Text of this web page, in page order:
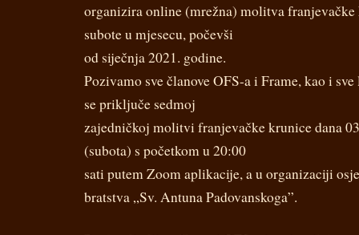
organizira online (mrežna) molitva franjevačke
subote u mjesecu, počevši
od siječnja 2021. godine.
Pozivamo sve članove OFS-a i Frame, kao i
se priključe sedmoj
zajedničkoj molitvi franjevačke krunice dana
(subota) s početkom u 20:00
sati putem Zoom aplikacije, a u organizaciji
bratstva „Sv. Antuna Padovanskoga”.